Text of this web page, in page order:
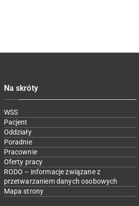
Na skróty
WSS
Pacjent
Oddziały
Poradnie
Pracownie
Oferty pracy
RODO – informacje związane z
przetwarzaniem danych osobowych
Mapa strony